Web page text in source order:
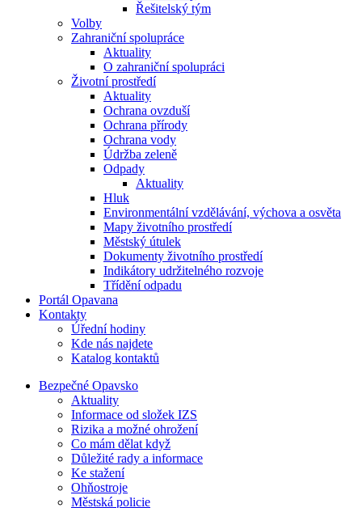
Řešitelský tým
Volby
Zahraniční spolupráce
Aktuality
O zahraniční spolupráci
Životní prostředí
Aktuality
Ochrana ovzduší
Ochrana přírody
Ochrana vody
Údržba zeleně
Odpady
Aktuality
Hluk
Environmentální vzdělávání, výchova a osvěta
Mapy životního prostředí
Městský útulek
Dokumenty životního prostředí
Indikátory udržitelného rozvoje
Třídění odpadu
Portál Opavana
Kontakty
Úřední hodiny
Kde nás najdete
Katalog kontaktů
Bezpečné Opavsko
Aktuality
Informace od složek IZS
Rizika a možné ohrožení
Co mám dělat když
Důležité rady a informace
Ke stažení
Ohňostroje
Městská policie